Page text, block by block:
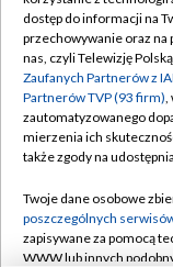
Abonament TVP
Emisja w TVP
Centrum
Naziemna
Rada Programowa
System NOS
dostęp do informacji na
przechowywanie oraz na
nas, czyli Telewizję
Zaufanych Partnerów z
Partnerów TVP (93 firm),
zautomatyzowanego
mierzenia ich
także zgody na
Twoje dane osobowe
poszczególnych
zapisywane za pomocą
WWW lub innych